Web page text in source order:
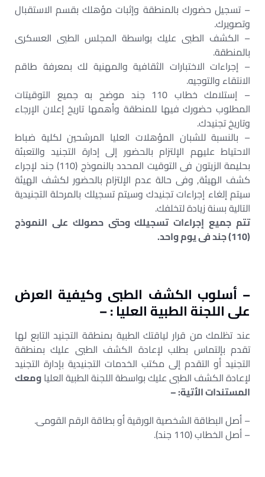
– تسجيل حضورك بالمنطقة وإثبات مؤهلك بقسم الاستقبال
وتصويرك.
– الكشف الطبى عليك بواسطة المجلس الطبى العسكرى
بالمنطقة.
– إجراءات الاختبارات الثقافية والمهنية لك بمعرفة طاقم
الانتقاء والتوجيه.
– إستلامك خطاب 110 جند موضح به جميع التوقيتات
المطلوب حضورك فيها للمنطقة وأهمها تاريخ إعلان الإرجاء
وتاريخ تجنيدك.
– بالنسبة للشبان المؤهلات العليا المرشحين لكلية ضباط
الاحتياط عليهم الإلتزام بالحضور إلى إدارة التجنيد والتعبئة
بحليمة الزيتون فى التوقيت المحدد بالنموذج (110) جند لإجراء
كشف الهيئة, وفى حالة عدم الإلتزام بالحضور لكشف الهيئة
سيتم إلغاء إجراءات تجنيدك وسيتم تسجيلك بالمرحلة التجنيدية
التالية بسنة زيادة لتخلفك.
تتم جميع إجراءات تسجيلك وحتى حصولك على النموذج
(110) جند فى يوم واحد.
– أسلوب الكشف الطبى وكيفية العرض
على اللجنة الطبية العليا : –
عند تظلمك من قرار لياقتك الطبية بمنطقة التجنيد التابع لها
تقدم بإلتماس بطلب لإعادة الكشف الطبى عليك بمنطقة
التجنيد أو التقدم إلى مكتب الخدمات التجنيدية بإدارة التجنيد
لإعادة الكشف الطبى عليك بواسطة اللجنة الطبية العلياومعك
المستندات الأتية: –
– أصل البطاقة الشخصية الورقية أو بطاقة الرقم القومى.
– أصل الخطاب (110 جند).